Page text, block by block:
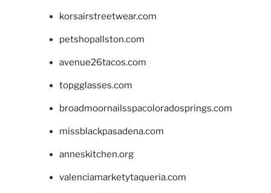
korsairstreetwear.com
petshopallston.com
avenue26tacos.com
topgglasses.com
broadmoornailsspacoloradosprings.com
missblackpasadena.com
anneskitchen.org
valenciamarketytaqueria.com